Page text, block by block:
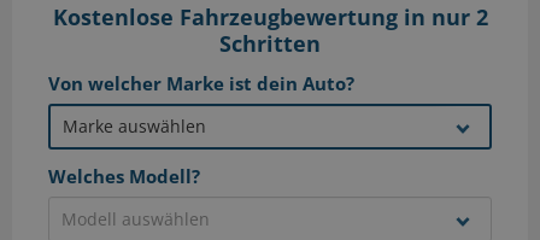
Kostenlose Fahrzeugbewertung in nur 2
Schritten
Von welcher Marke ist dein Auto?
Welches Modell?